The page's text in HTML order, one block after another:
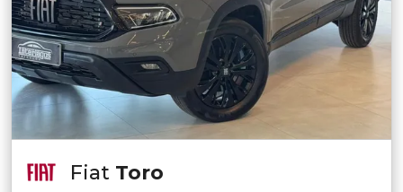
Fiat Toro